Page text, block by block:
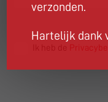
Ik heb de
verzonden.
Hartelijk dank